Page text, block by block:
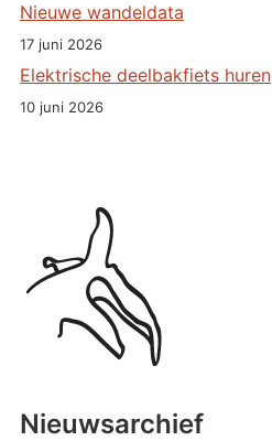
Nieuwe wandeldata
17 juni 2026
Elektrische deelbakfiets huren
10 juni 2026
Nieuwsarchief